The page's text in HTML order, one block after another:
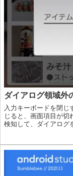
ダイアログ領域外
入力キーボードを閉
じると、画面項目が
検知して、ダイアログ